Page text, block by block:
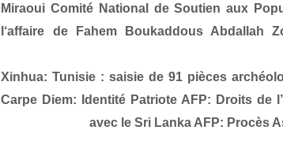
MiraouiComité National de Soutien aux
l‘affaire de Fahem BoukaddousAbdallah
Xinhua: Tunisie : saisie de 91 pièces
Carpe Diem: Identité Patriote AFP: Droits de
avec le Sri Lanka AFP: Procès